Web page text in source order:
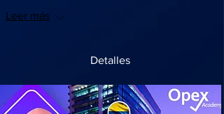
Leer más
Detalles